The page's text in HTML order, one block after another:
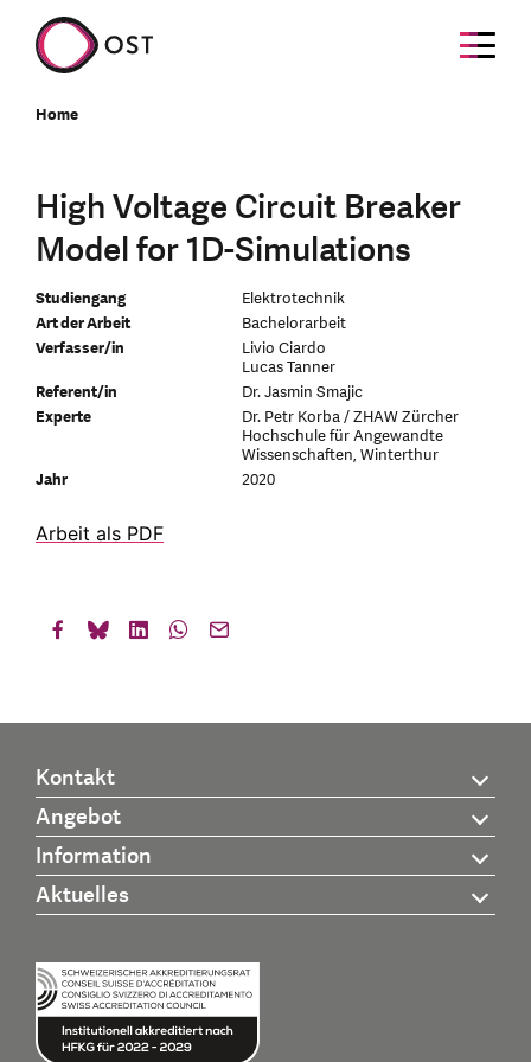
Home
High Voltage Circuit Breaker
Model for 1D-Simulations
Studiengang
Elektrotechnik
Art der Arbeit
Bachelorarbeit
Verfasser/in
Livio Ciardo
Lucas Tanner
Referent/in
Dr. Jasmin Smajic
Experte
Dr. Petr Korba / ZHAW Zürcher
Hochschule für Angewandte
Wissenschaften, Winterthur
Jahr
2020
Arbeit als PDF
Kontakt
Angebot
Information
Aktuelles